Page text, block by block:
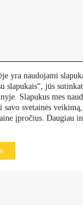
yra naudojami
slapukais“, jūs
Slapukus mes
savo svetainės
įpročius. Daugiau